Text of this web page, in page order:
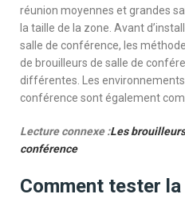
réunion moyennes et grandes
la taille de la zone. Avant
salle de conférence, les
de brouilleurs de salle de
différentes. Les
conférence sont également
Lecture connexe :Les
conférence
Comment tester